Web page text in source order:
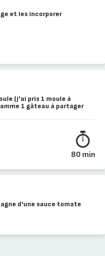
et les incorporer
(j'ai pris 1 moule à
1 gâteau à partager
80 min
d'une sauce tomate